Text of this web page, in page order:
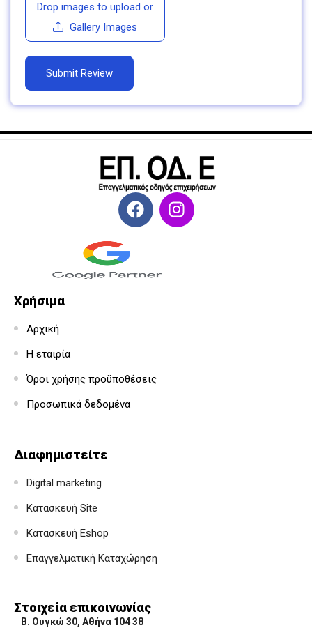
Drop images to upload or
Gallery Images
Χρήσιμα
Αρχική
Η εταιρία
Όροι χρήσης προϋποθέσεις
Προσωπικά δεδομένα
Διαφημιστείτε
Digital marketing
Κατασκευή Site
Κατασκευή Eshop
Επαγγελματική Καταχώρηση
Στοιχεία επικοινωνίας
Β. Ουγκώ 30, Αθήνα 104 38